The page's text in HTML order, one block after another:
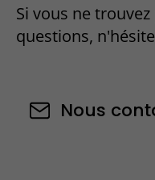
Si vous ne
questions,
Nous